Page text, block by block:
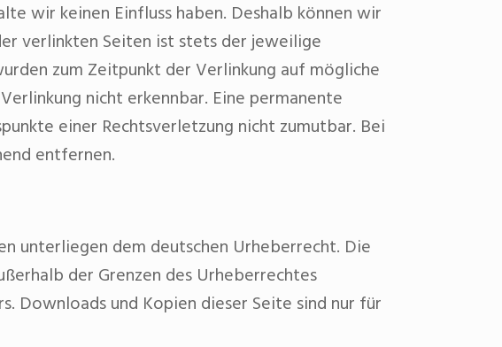
wir keinen Einfluss haben. Deshalb können wir
verlinkten Seiten ist stets der jeweilige
zum Zeitpunkt der Verlinkung auf mögliche
nicht erkennbar. Eine permanente
einer Rechtsverletzung nicht zumutbar. Bei
entfernen.
unterliegen dem deutschen Urheberrecht. Die
der Grenzen des Urheberrechtes
Downloads und Kopien dieser Seite sind nur für